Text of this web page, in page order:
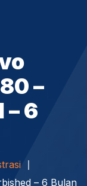
–
6
– 6 Bulan